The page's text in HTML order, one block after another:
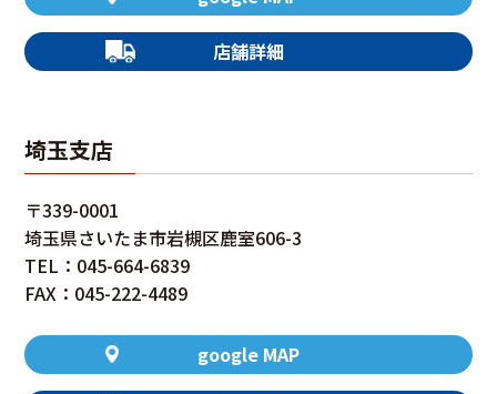
店舗詳細
埼玉支店
〒339-0001
埼玉県さいたま市岩槻区鹿室606-3
TEL：045-664-6839
FAX：045-222-4489
google MAP